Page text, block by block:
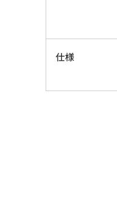
仕様